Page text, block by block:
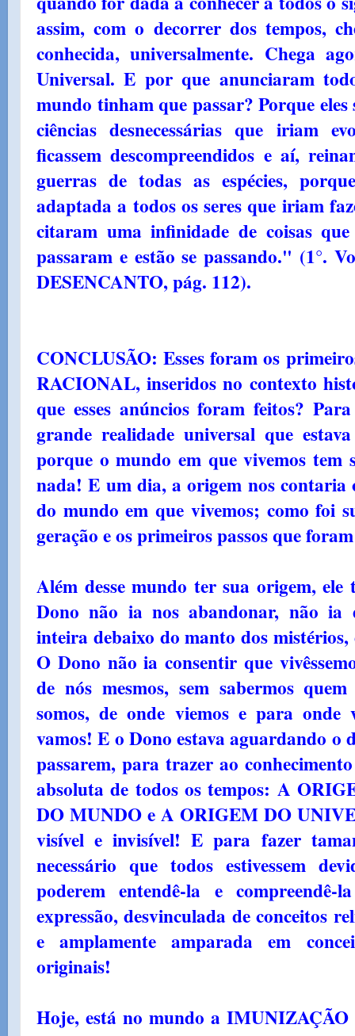
assim, com o decorrer dos tempos,
conhecida, universalmente. Chega
Universal. E por que anunciaram
mundo tinham que passar? Porque
ciências desnecessárias que iriam
ficassem descompreendidos e aí,
guerras de todas as espécies,
adaptada a todos os seres que iriam
citaram uma infinidade de coisas
passaram e estão se passando." (1°.
DESENCANTO, pág. 112).
CONCLUSÃO: Esses foram os
RACIONAL, inseridos no contexto
que esses anúncios foram feitos?
grande realidade universal que
porque o mundo em que vivemos tem
nada! E um dia, a origem nos contaria
do mundo em que vivemos; como foi
geração e os primeiros passos que
Além desse mundo ter sua origem,
Dono não ia nos abandonar, não ia
inteira debaixo do manto dos mistérios,
O Dono não ia consentir que
de nós mesmos, sem sabermos
somos, de onde viemos e para onde
vamos! E o Dono estava aguardando o
passarem, para trazer ao
absoluta de todos os tempos: A
DO MUNDO e A ORIGEM DO
visível e invisível! E para fazer
necessário que todos estivessem
poderem entendê-la e
expressão, desvinculada de conceitos
e amplamente amparada em
originais!
Hoje, está no mundo a